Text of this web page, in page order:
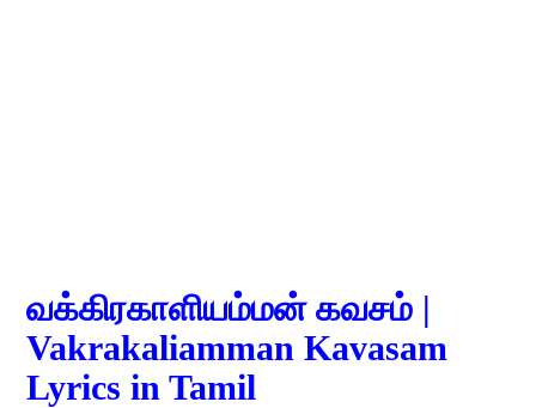
வக்கிரகாளியம்மன் கவசம் |
Vakrakaliamman Kavasam
Lyrics in Tamil